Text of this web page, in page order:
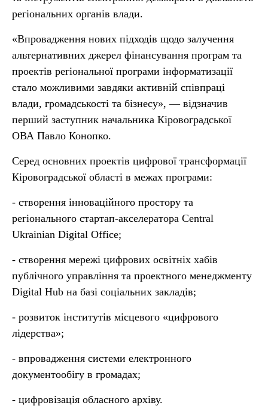
регіональних органів влади.
«Впровадження нових підходів щодо залучення
альтернативних джерел фінансування програм та
проектів регіональної програми інформатизації
стало можливими завдяки активній співпраці
влади, громадськості та бізнесу», — відзначив
перший заступник начальника Кіровоградської
ОВА Павло Конопко.
Серед основних проектів цифрової трансформації
Кіровоградської області в межах програми:
- створення інноваційного простору та
регіонального стартап-акселератора Central
Ukrainian Digital Office;
- створення мережі цифрових освітніх хабів
публічного управління та проектного менеджменту
Digital Hub на базі соціальних закладів;
- розвиток інститутів місцевого «цифрового
лідерства»;
- впровадження системи електронного
документообігу в громадах;
- цифровізація обласного архіву.